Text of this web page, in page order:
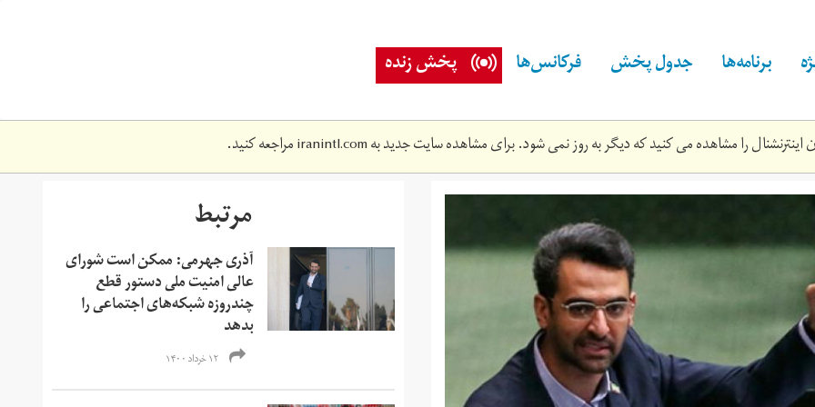
برنامه‌ها جدول پخش فرکانس‌ها پخش زنده
را مشاهده می کنید که دیگر به روز نمی شود. برای مشاهده سایت جدید بهiranintl.comمراجعه کنید.
مرتبط
آذری جهرمی: ممکن است شورای
عالی امنیت ملی دستور قطع
چندروزه شبکه‌های اجتماعی را
بدهد
۱۲ خرداد ۱۴۰۰